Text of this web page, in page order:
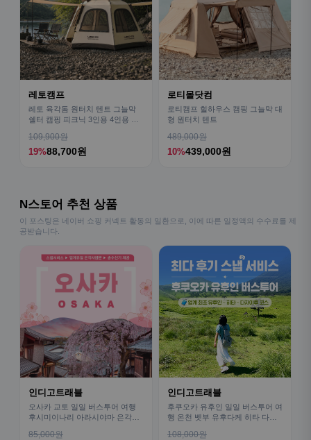
레토캠프
레토 육각돔 원터치 텐트 그늘막
쉘터 캠핑 피크닉 3인용 4인용 패
109,900원
19%88,700원
로티몰닷컴
로티캠프 힐하우스 캠핑 그늘막 대
형 원터치 텐트
489,000원
10%439,000원
N스토어 추천 상품
이 포스팅은 네이버 쇼핑 커넥트 활동의 일환으로, 이에 따른 일정액의 수수료를 제
공받습니다.
인디고트래블
오사카 교토 일일 버스투어 여행
후시미이나리 아라시야마 은각사
85,000원
인디고트래블
후쿠오카 유후인 일일 버스투어 여
행 온천 벳부 유후다케 히타 다자
108,000원